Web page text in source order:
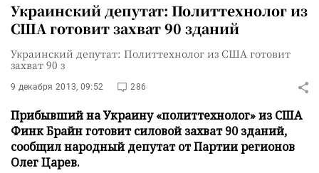
Украинский депутат: Политтехнолог из
США готовит захват 90 зданий
Украинский депутат: Политтехнолог из США готовит
захват 90 з
9 декабря 2013, 09:52 286
Прибывший на Украину «политтехнолог» из США
Финк Брайн готовит силовой захват 90 зданий,
сообщил народный депутат от Партии регионов
Олег Царев.